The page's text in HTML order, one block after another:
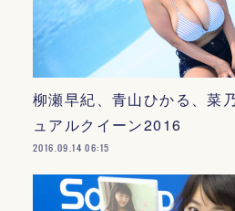
柳瀬早紀、青山ひかる、菜
ュアルクイーン2016
2016.09.14 06:15